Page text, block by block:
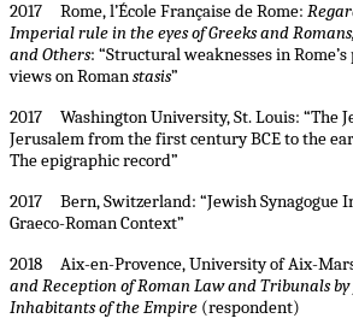
2017 Rome, l’École Française de Rome:
Imperial rule in the eyes of Greeks and
and Others: “Structural weaknesses in
views on Romanstasis”
2017 Washington University, St. Louis: “The
Jerusalem from the first century BCE to the
The epigraphic record”
2017 Bern, Switzerland: “Jewish Synagogue
Graeco-Roman Context”
2018 Aix-en-Provence, University of Aix-
and Reception of Roman Law and Tribunals by
Inhabitants of the Empire (respondent)